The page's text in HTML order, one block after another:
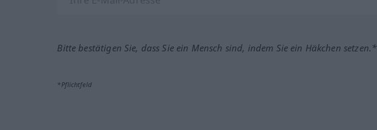
Bitte bestätigen Sie, dass Sie ein Mensch sind, indem Sie ein Häkchen setzen.*
*Pflichtfeld